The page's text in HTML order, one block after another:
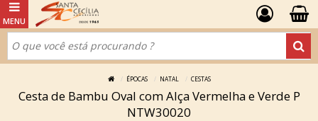
ÉPOCAS NATAL CESTAS
Cesta de Bambu Oval com Alça Vermelha e Verde P
NTW30020